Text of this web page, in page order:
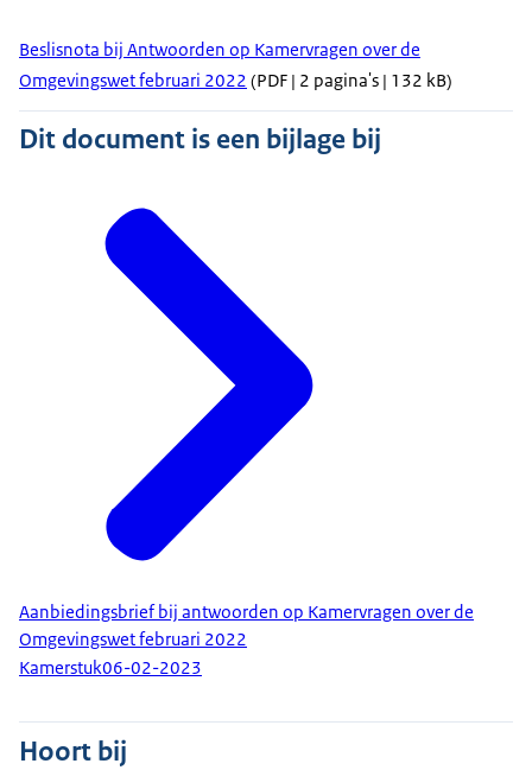
Beslisnota bij Antwoorden op Kamervragen over de
Omgevingswet februari 2022 (PDF | 2 pagina's | 132 kB)
Dit document is een bijlage bij
Aanbiedingsbrief bij antwoorden op Kamervragen over de
Omgevingswet februari 2022
Kamerstuk06-02-2023
Hoort bij